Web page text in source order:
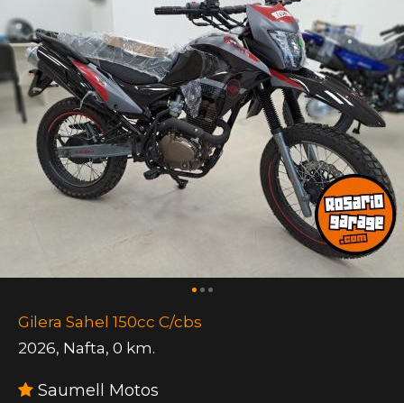
Gilera Sahel 150cc C/cbs
2026, Nafta, 0 km.
Saumell Motos